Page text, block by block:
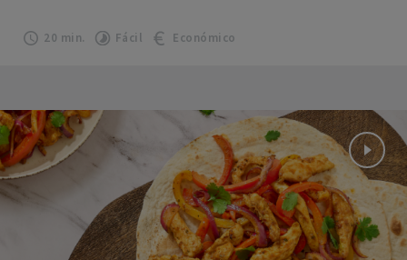
20 min. Fácil Económico